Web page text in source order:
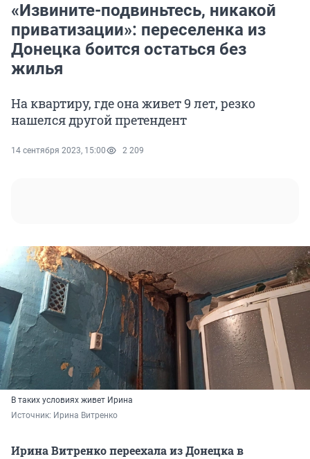
«Извините-подвиньтесь, никакой
приватизации»: переселенка из
Донецка боится остаться без
жилья
На квартиру, где она живет 9 лет, резко
нашелся другой претендент
14 сентября 2023, 15:00 2 209
В таких условиях живет Ирина
Источник: Ирина Витренко
Ирина Витренко переехала из Донецка в